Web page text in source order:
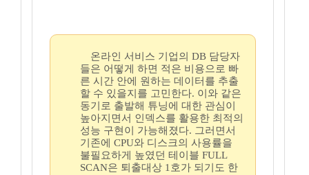
온라인 서비스 기업의 DB 담당자
들은 어떻게 하면 적은 비용으로 빠
른 시간 안에 원하는 데이터를 추출
할 수 있을지를 고민한다. 이와 같은
동기로 출발해 튜닝에 대한 관심이
높아지면서 인덱스를 활용한 최적의
성능 구현이 가능해졌다. 그러면서
기존에 CPU와 디스크의 사용률을
불필요하게 높였던 테이블 FULL
SCAN은 퇴출대상 1호가 되기도 한